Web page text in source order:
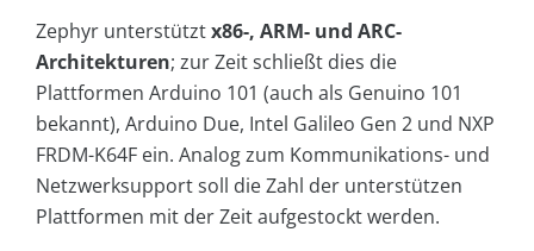
Zephyr unterstütztx86-, ARM- und ARC-
Architekturen; zur Zeit schließt dies die
Plattformen Arduino 101 (auch als Genuino 101
bekannt), Arduino Due, Intel Galileo Gen 2 und NXP
FRDM-K64F ein. Analog zum Kommunikations- und
Netzwerksupport soll die Zahl der unterstützen
Plattformen mit der Zeit aufgestockt werden.